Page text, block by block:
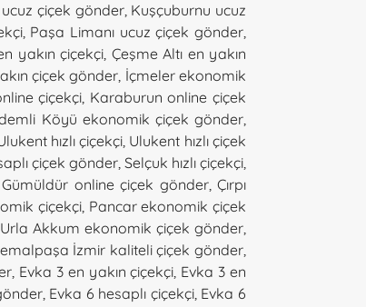
ucuz çiçek gönder, Kuşçuburnu ucuz
, Paşa Limanı ucuz çiçek gönder,
yakın çiçekçi, Çeşme Altı en yakın
çiçek gönder, İçmeler ekonomik
çiçekçi, Karaburun online çiçek
Köyü ekonomik çiçek gönder,
hızlı çiçekçi, Ulukent hızlı çiçek
çiçek gönder, Selçuk hızlı çiçekçi,
Gümüldür online çiçek gönder,Çırpı
çiçekçi, Pancar ekonomik çiçek
Urla Akkum ekonomik çiçek gönder,
İzmir kaliteli çiçek gönder,
, Evka 3 en yakın çiçekçi, Evka 3 en
, Evka 6 hesaplı çiçekçi, Evka 6